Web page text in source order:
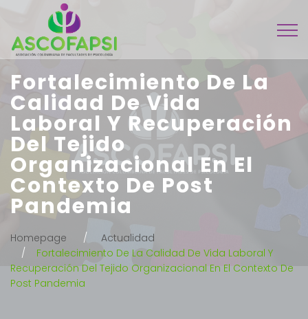
Fortalecimiento De La
Calidad De Vida
Laboral Y Recuperación
Del Tejido
Organizacional En El
Contexto De Post
Pandemia
Homepage
Actualidad
Fortalecimiento De La Calidad De Vida Laboral Y
Recuperación Del Tejido Organizacional En El Contexto De
Post Pandemia